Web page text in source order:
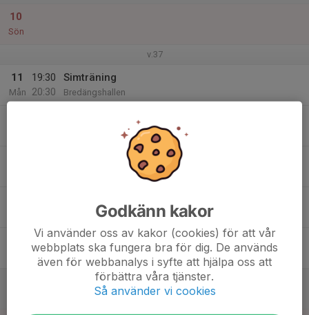
10
Sön
v.37
11
Mån
19:30
20:30
Simträning
Bredängshallen
Godkänn kakor
Vi använder oss av kakor (cookies) för att vår
webbplats ska fungera bra för dig. De används
även för webbanalys i syfte att hjälpa oss att
förbättra våra tjänster.
Så använder vi cookies